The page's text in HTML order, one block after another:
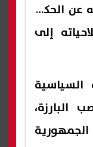
عن الحكم
صلاحياته إلى
البارزة،